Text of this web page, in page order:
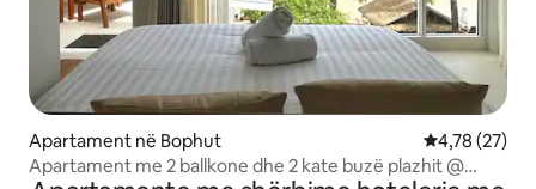
Apartament në Bophut Vlerësimi
4,78 (27)
Apartament me 2 ballkone dhe 2 kate buzë plazhit @